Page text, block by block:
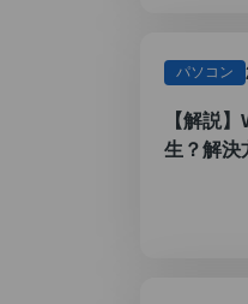
パソコン
【解説
生？解決